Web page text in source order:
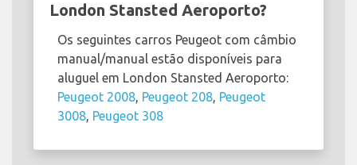
London Stansted Aeroporto?
Os seguintes carros Peugeot com câmbio
manual/manual estão disponíveis para
aluguel em London Stansted Aeroporto:
Peugeot 2008, Peugeot 208, Peugeot
3008, Peugeot 308